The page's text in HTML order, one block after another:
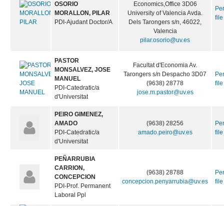
OSORIO
MORALLON, PILAR
PDI-Ajudant Doctor/A
Economics,Office 3D06
University of Valencia Avda.
Dels Tarongers s/n, 46022,
Valencia
pilar.osorio@uv.es
file
PASTOR
MONSALVEZ, JOSE
MANUEL
PDI-Catedratic/a
d'Universitat
Facultat d'Economia Av.
Tarongers s/n Despacho 3D07
(9638) 28778
jose.m.pastor@uv.es
file
PEIRO GIMENEZ,
AMADO
PDI-Catedratic/a
d'Universitat
(9638) 28256
amado.peiro@uv.es
file
PEÑARRUBIA
CARRION,
CONCEPCION
PDI-Prof. Permanent
Laboral Ppl
(9638) 28788
concepcion.penyarrubia@uv.es
file